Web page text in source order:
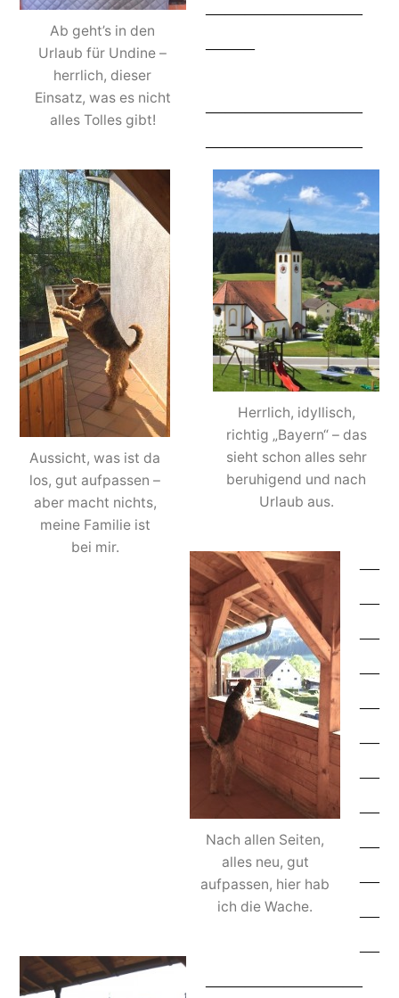
Ab geht’s in den
Urlaub für Undine –
herrlich, dieser
Einsatz, was es nicht
alles Tolles gibt!
Herrlich, idyllisch,
richtig „Bayern“ – das
sieht schon alles sehr
beruhigend und nach
Urlaub aus.
————————
——–
Aussicht, was ist da
los, gut aufpassen –
aber macht nichts,
meine Familie ist
bei mir.
Nach allen Seiten,
alles neu, gut
aufpassen, hier hab
ich die Wache.
————————
————————
—
—
—
—
—
—
—
—
—
—
—
—
————————